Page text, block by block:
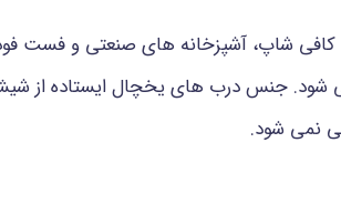
کافی شاپ، آشپزخانه های صنعتی و فست
شود. جنس درب های یخچال ایستاده از
نمی شود.